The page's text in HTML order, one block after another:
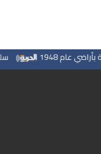
سلطات 1948